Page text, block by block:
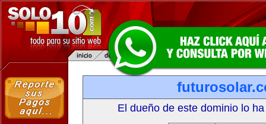
El dueño de este dominio lo